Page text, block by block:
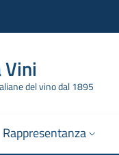
del vino dal 1895
Rappresentanza